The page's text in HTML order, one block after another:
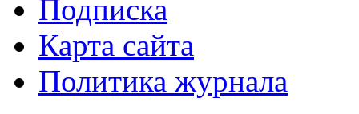
Подписка
Карта сайта
Политика журнала